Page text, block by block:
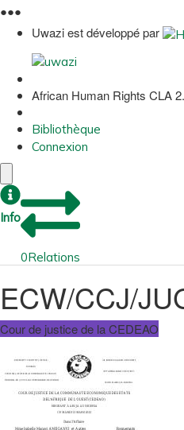
●●●
Uwazi est développé par
African Human Rights CLA
Bibliothèque
Connexion
Info
0Relations
ECW/CCJ/
Cour de justice de la CEDEAO